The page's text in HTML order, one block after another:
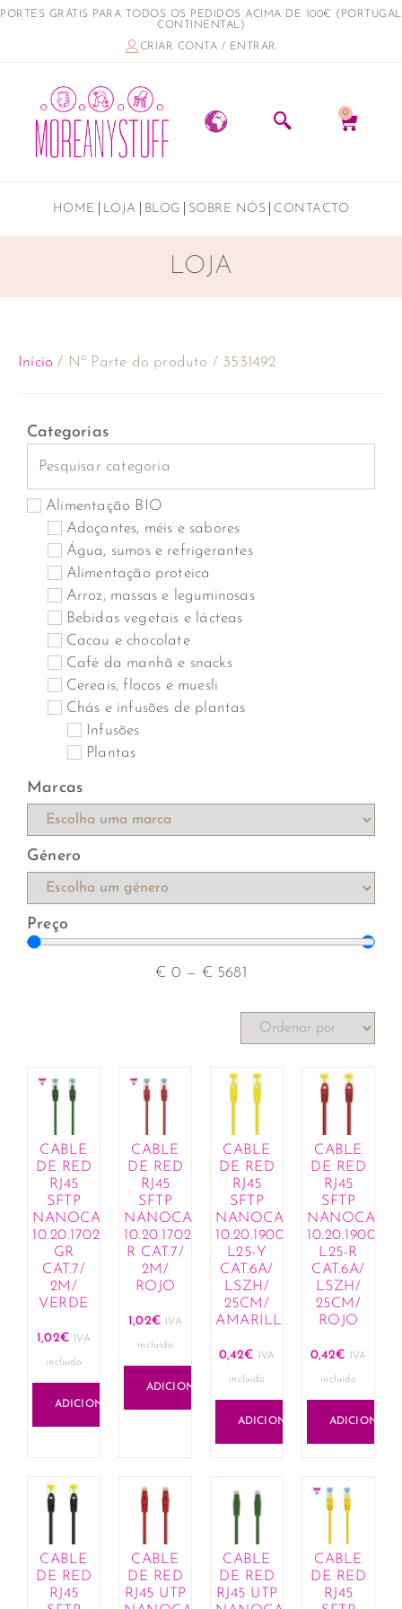
PORTES GRÁTIS PARA TODOS OS PEDIDOS ACIMA DE 100€ (PORTUGAL
CONTINENTAL)
CRIAR CONTA / ENTRAR
0
HOME LOJA BLOG SOBRE NÓS CONTACTO
LOJA
Início / Nº Parte do produto / 3531492
Categorias
Alimentação BIO
Adoçantes, méis e sabores
Água, sumos e refrigerantes
Alimentação proteica
Arroz, massas e leguminosas
Bebidas vegetais e lácteas
Cacau e chocolate
Café da manhã e snacks
Cereais, flocos e muesli
Chás e infusões de plantas
Infusões
Plantas
Cogumelos, algas marinhas, algas secas e
rebentos
Compotas e cremes de barrar
Farinhas, leveduras e sêmolas
Hambúrgueres vegetarianos
Iogurtes e sobremesas vegetais
Macrobiótica
Mercearia
Molhos, óleos, vinagres e condimentos
Sementes, frutos secos e desidratados
Sopas, cremes e caldos
Superalimentos
Variados
Bebés e Crianças
Cremes e hidratantes
Limpeza e cuidado infantil
Mamã
Lactação
Bijuteria
Anéis
Conjuntos
Pingentes
Pulseiras
Amaciadores
Champôs
Coloração
Marcas
Género
Preço
€ 0 — € 5681
CABLE
DE RED
RJ45
SFTP
NANOCABLE
10.20.1702-
GR
CAT.7/
2M/
VERDE
1,02€ IVA
incluido
ADICIONAR
CABLE
DE RED
RJ45
SFTP
NANOCABLE
10.20.1702-
R CAT.7/
2M/
ROJO
1,02€ IVA
incluido
ADICIONAR
CABLE
DE RED
RJ45
SFTP
NANOCABLE
10.20.1900-
L25-Y
CAT.6A/
LSZH/
25CM/
AMARILLO
0,42€ IVA
incluido
ADICIONAR
CABLE
DE RED
RJ45
SFTP
NANOCABLE
10.20.1900-
L25-R
CAT.6A/
LSZH/
25CM/
ROJO
0,42€ IVA
incluido
ADICIONAR
CABLE
DE RED
RJ45
CABLE
DE RED
RJ45 UTP
CABLE
DE RED
RJ45 UTP
CABLE
DE RED
RJ45